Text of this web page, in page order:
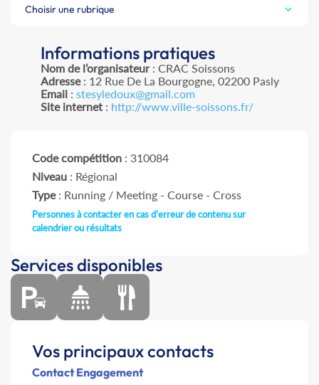
Choisir une rubrique
Informations pratiques
Nom de l’organisateur: CRAC Soissons
Adresse: 12 Rue De La Bourgogne, 02200 Pasly
Email: stesyledoux@gmail.com
Site internet: http://www.ville-soissons.fr/
Code compétition : 310084
Niveau : Régional
Type: Running / Meeting - Course - Cross
Personnes à contacter en cas d'erreur de contenu sur
calendrier ou résultats
Services disponibles
Vos principaux contacts
Contact Engagement